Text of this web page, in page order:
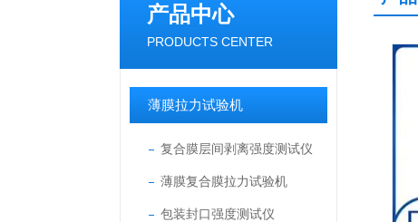
产品中心
PRODUCTS CENTER
薄膜拉力试验机
复合膜层间剥离强度测试仪
薄膜复合膜拉力试验机
包装封口强度测试仪